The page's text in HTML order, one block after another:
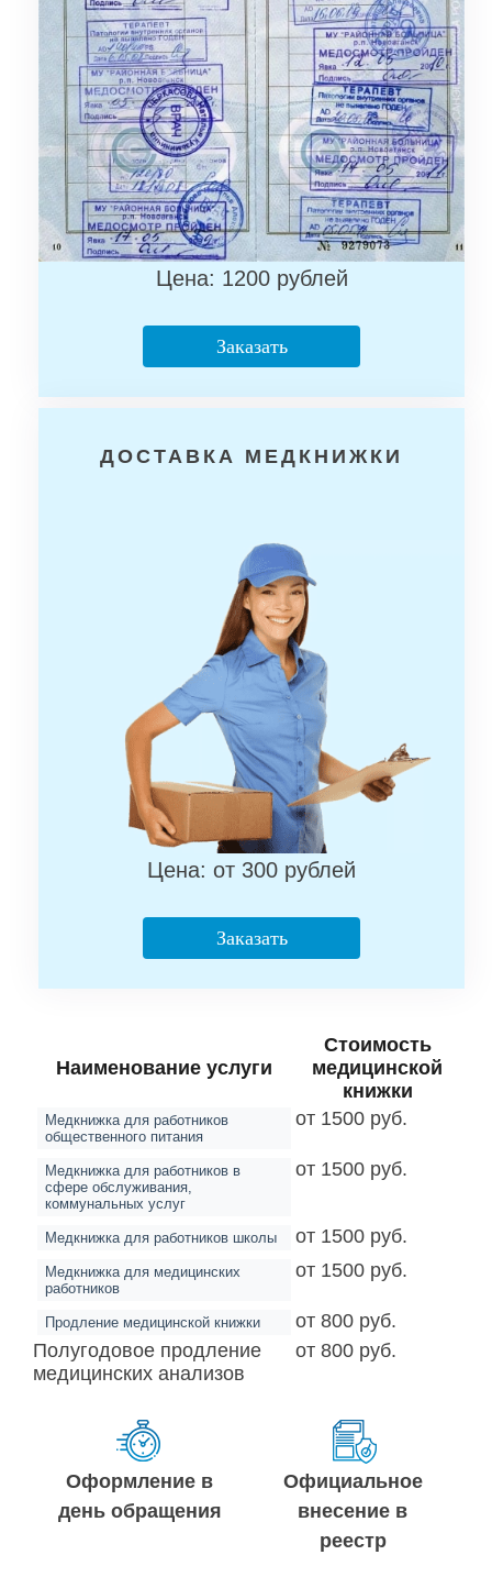
Цена: 1200 рублей
Заказать
ДОСТАВКА МЕДКНИЖКИ
Цена: от 300 рублей
Заказать
Наименование услуги
Стоимость
медицинской
книжки
Медкнижка для работников
общественного питания
от 1500 руб.
Медкнижка для работников в
сфере обслуживания,
коммунальных услуг
от 1500 руб.
Медкнижка для работников школы от 1500 руб.
Медкнижка для медицинских
работников
от 1500 руб.
Продление медицинской книжки
от 800 руб.
Полугодовое продление
медицинских анализов
от 800 руб.
Оформление в
день обращения
Официальное
внесение в
реестр